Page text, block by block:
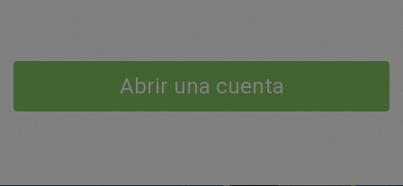
Abrir una cuenta